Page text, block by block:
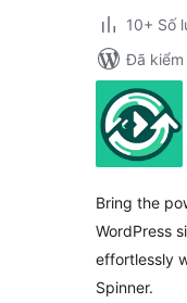
10+ Số
Đã kiểm
Bring the
WordPress
effortlessly
Spinner.